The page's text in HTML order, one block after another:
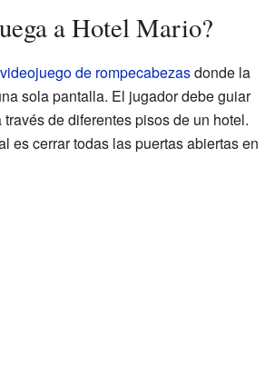
a Hotel Mario?
videojuego de rompecabezasdonde la
sola pantalla. El jugador debe guiar
través de diferentes pisos de un hotel.
es cerrar todas las puertas abiertas en